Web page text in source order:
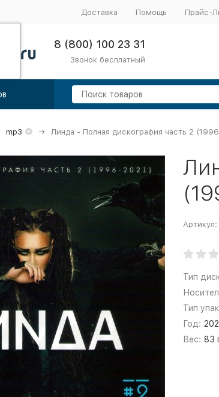
Доставка Помощь Прайс-
8 (800) 100 23 31
Звонок бесплатный
mp3 Линда - Полная дискография часть 2
Артикул:
Тип
Тип
Год:
Вес: 83